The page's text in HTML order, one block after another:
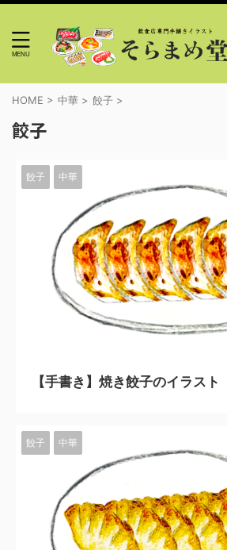
HOME > 中華 > 餃子 >
餃子
餃子 中華
【手書き】焼き餃子のイラスト
餃子 中華